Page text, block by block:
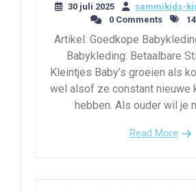
30 juli 2025
sammikids-
0 Comments
Artikel: Goedkope
Babykleding: Betaalbare
Kleintjes Baby’s groeien als
wel alsof ze constant nieuwe
hebben. Als ouder wil je
Read More